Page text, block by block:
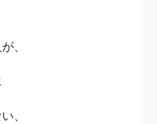
、
、